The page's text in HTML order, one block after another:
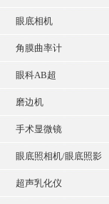
眼底相机
角膜曲率计
眼科AB超
磨边机
手术显微镜
眼底照相机/眼底照影
超声乳化仪